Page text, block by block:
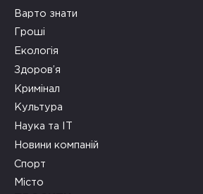
Варто знати
Гроші
Екологія
Здоров’я
Кримінал
Культура
Наука та ІТ
Новини компаній
Спорт
Місто